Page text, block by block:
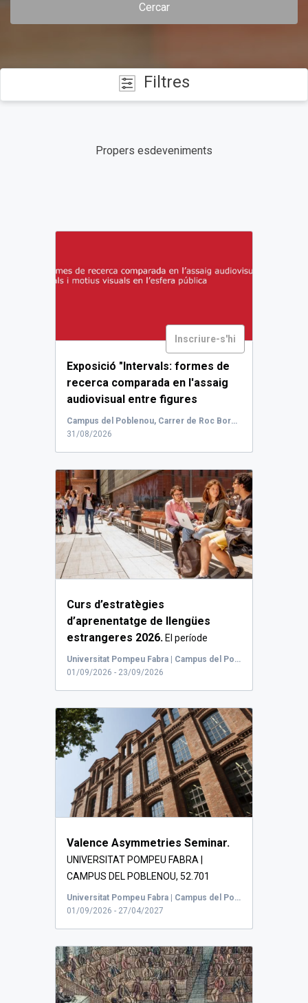
Cercar
Filtres
Propers esdeveniments
Inscriure-s'hi
Exposició "Intervals: formes de
recerca comparada en l'assaig
audiovisual entre figures
actorals i motius visuals en
l'esfera pública".
Campus del Poblenou, Carrer de Roc Boronat, Barcelona, Espanya
31/08/2026
Curs d’estratègies
d’aprenentatge de llengües
estrangeres 2026. El període
d'inscripció és de l'1 de ju...
Universitat Pompeu Fabra | Campus del Poblenou, Carrer de Roc Boronat, Barcelona, Espanya
01/09/2026 - 23/09/2026
Valence Asymmetries Seminar.
UNIVERSITAT POMPEU FABRA |
CAMPUS DEL POBLENOU, 52.701
CARRER DE ROC BORON...
Universitat Pompeu Fabra | Campus del Poblenou, Carrer de Roc Boronat, Barcelona, Espanya
01/09/2026 - 27/04/2027